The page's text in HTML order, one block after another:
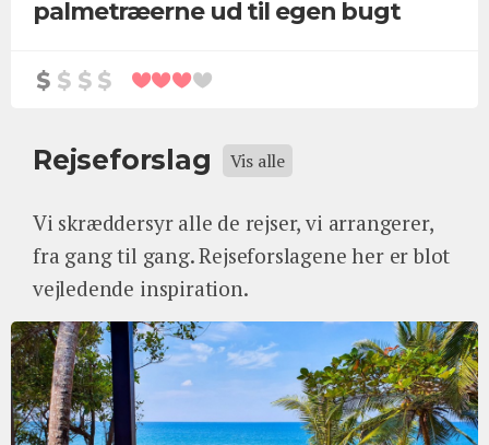
palmetræerne ud til egen bugt
Rejseforslag Vis alle
Vi skræddersyr alle de rejser, vi arrangerer,
fra gang til gang. Rejseforslagene her er blot
vejledende inspiration.